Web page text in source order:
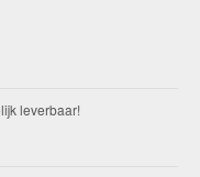
leverbaar!